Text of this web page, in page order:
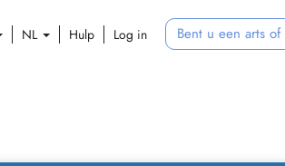
NL Hulp Log in Bent u een arts